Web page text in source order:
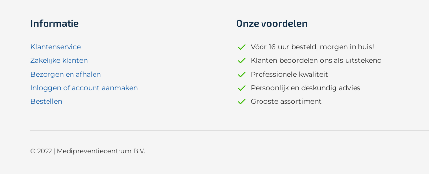
Informatie
Klantenservice
Zakelijke klanten
Bezorgen en afhalen
Inloggen of account aanmaken
Bestellen
Onze voordelen
Vóór 16 uur besteld, morgen in huis!
Klanten beoordelen ons als uitstekend
Professionele kwaliteit
Persoonlijk en deskundig advies
Grooste assortiment
© 2022 | Medipreventiecentrum B.V.